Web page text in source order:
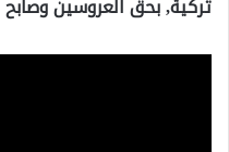
تركية, بحق العروسين